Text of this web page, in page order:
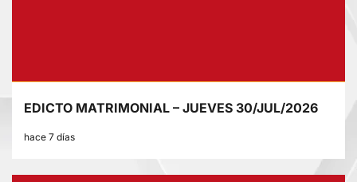
EDICTO MATRIMONIAL – JUEVES 30/JUL/2026
hace 7 días